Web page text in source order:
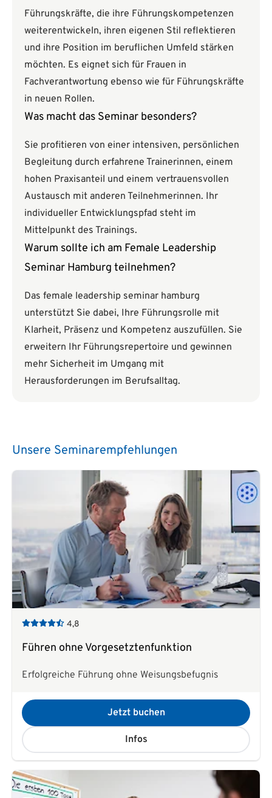
Führungskräfte, die ihre Führungskompetenzen
weiterentwickeln, ihren eigenen Stil reflektieren
und ihre Position im beruflichen Umfeld stärken
möchten. Es eignet sich für Frauen in
Fachverantwortung ebenso wie für Führungskräfte
in neuen Rollen.
Was macht das Seminar besonders?
Sie profitieren von einer intensiven, persönlichen
Begleitung durch erfahrene Trainerinnen, einem
hohen Praxisanteil und einem vertrauensvollen
Austausch mit anderen Teilnehmerinnen. Ihr
individueller Entwicklungspfad steht im
Mittelpunkt des Trainings.
Warum sollte ich am Female Leadership
Seminar Hamburg teilnehmen?
Das female leadership seminar hamburg
unterstützt Sie dabei, Ihre Führungsrolle mit
Klarheit, Präsenz und Kompetenz auszufüllen. Sie
erweitern Ihr Führungsrepertoire und gewinnen
mehr Sicherheit im Umgang mit
Herausforderungen im Berufsalltag.
Unsere Seminarempfehlungen
4,8
Führen ohne Vorgesetztenfunktion
Erfolgreiche Führung ohne Weisungsbefugnis
Jetzt buchen
Infos